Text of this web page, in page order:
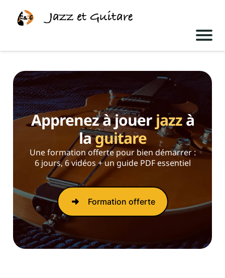
Apprenez à jouer jazzà
laguitare
Une formation offerte pour bien démarrer :
6 jours, 6 vidéos + un guide PDF essentiel
Formation offerte